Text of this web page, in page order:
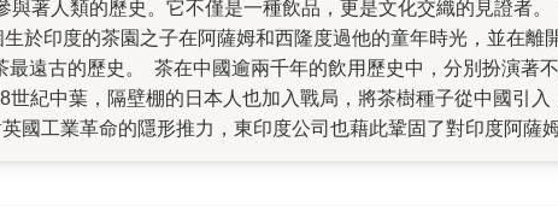
於印度的茶園之子在阿薩姆和西隆度過他的童年時光，並在離
遠古的歷史。 茶在中國逾兩千年的飲用歷史中，分別扮演著
紀中葉，隔壁棚的日本人也加入戰局，將茶樹種子從中國引入
國工業革命的隱形推力，東印度公司也藉此鞏固了對印度阿薩